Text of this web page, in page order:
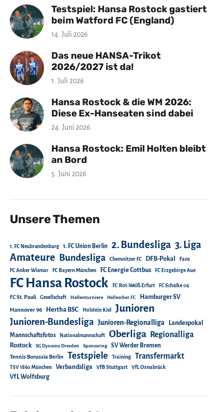
Testspiel: Hansa Rostock gastiert
beim Watford FC (England)
14. Juli 2026
Das neue HANSA-Trikot
2026/2027 ist da!
1. Juli 2026
Hansa Rostock & die WM 2026:
Diese Ex-Hanseaten sind dabei
24. Juni 2026
Hansa Rostock: Emil Holten bleibt
an Bord
5. Juni 2026
Unsere Themen
1. FC Neubrandenburg 1. FC Union Berlin 2. Bundesliga 3. Liga
Amateure Bundesliga Chemnitzer FC DFB-Pokal Fans
FC Anker Wismar FC Bayern München FC Energie Cottbus FC Erzgebirge Aue
FC Hansa Rostock FC Rot-Weiß Erfurt FC Schalke 04
FC St. Pauli Gesellschaft Hallenturniere Hallescher FC Hamburger SV
Hannover 96 Hertha BSC Holstein Kiel Junioren
Junioren-Bundesliga Junioren-Regionalliga
Landespokal
Mannschaftsfotos
Nationalmannschaft Oberliga Regionalliga
Rostock SG Dynamo Dresden Sponsoring SV Werder Bremen
Tennis Borussia Berlin Testspiele Training Transfermarkt
TSV 1860 München Verbandsliga VfB Stuttgart VfL Osnabrück
VfL Wolfsburg